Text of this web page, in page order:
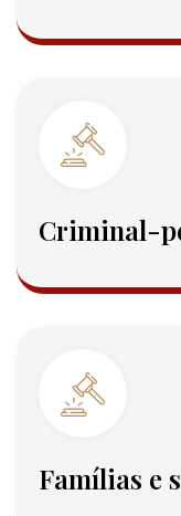
Criminal-
Famílias e